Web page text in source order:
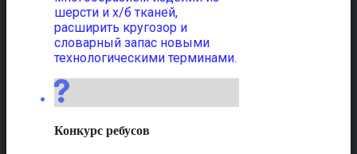
шерсти и х/б тканей,
расширить кругозор и
словарный запас новыми
технологическими терминами.
Конкурс ребусов